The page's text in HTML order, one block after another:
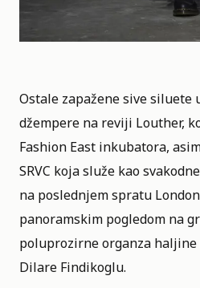
Ostale zapažene sive
džempere na reviji Louther,
Fashion East inkubatora,
SRVC koja služe kao
na poslednjem spratu
panoramskim pogledom na
poluprozirne organza
Dilare Findikoglu.